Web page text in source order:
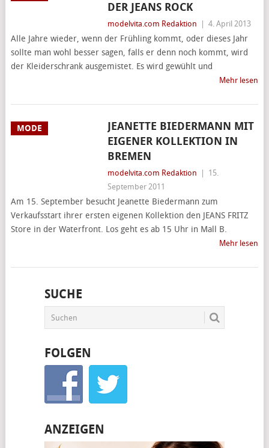
DER JEANS ROCK
modelvita.com Redaktion 4. April 2013
Alle Jahre wieder, wenn der Frühling kommt, oder dieses Jahr
sollte man wohl besser sagen, falls er denn noch kommt, wird
der Kleiderschrank ausgemistet. Es wird gewühlt und
Mehr lesen
MODE
JEANETTE BIEDERMANN MIT
EIGENER KOLLEKTION IN
BREMEN
modelvita.com Redaktion
15.
September 2011
Am 15. September besucht Jeanette Biedermann zum
Verkaufsstart ihrer ersten eigenen Kollektion den JEANS FRITZ
Store in der Waterfront. Los geht es ab 15 Uhr in Mall B.
Mehr lesen
SUCHE
FOLGEN
ANZEIGEN